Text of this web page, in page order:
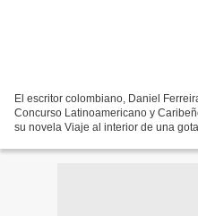
El escritor colombiano, Daniel
Concurso Latinoamericano y
su novela Viaje al interior de una